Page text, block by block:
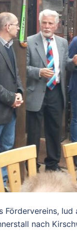
Fördervereins,
nach